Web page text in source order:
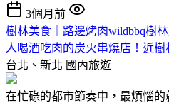
3個月前
樹林美食｜路邊烤肉wildbbq樹
人喝酒吃肉的炭火串燒店！近
台北、新北 國內旅遊
在忙碌的都市節奏中，最煩惱